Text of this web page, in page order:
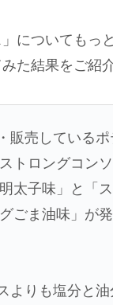
についてもっ
た結果をご紹
販売しているポ
トロングコン
太子味」と「
ごま油味」が
よりも塩分と